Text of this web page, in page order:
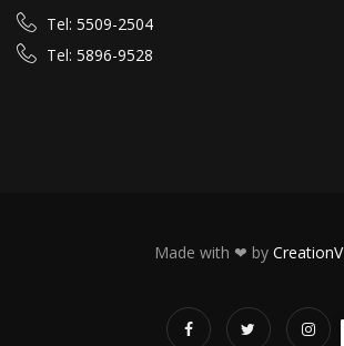
Tel: 5509-2504
Tel: 5896-9528
Made with ❤ by CreationV